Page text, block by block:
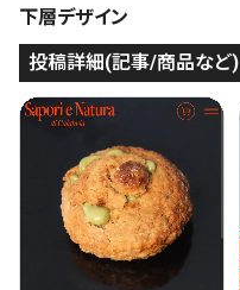
下層デザイン
投稿詳細(記事/商品など)